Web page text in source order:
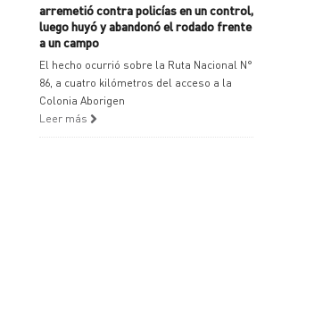
arremetió contra policías en un control,
luego huyó y abandonó el rodado frente
a un campo
El hecho ocurrió sobre la Ruta Nacional N°
86, a cuatro kilómetros del acceso a la
Colonia Aborigen
Leer más